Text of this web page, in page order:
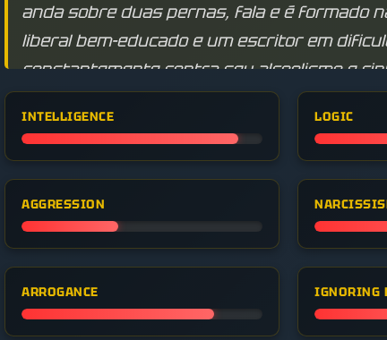
anda sobre duas pernas, fala e é formado
liberal bem-educado e um escritor em
constantemente contra seu alcoolismo e
INTELLIGENCE LOGIC
AGGRESSION
ARROGANCE IGNORING